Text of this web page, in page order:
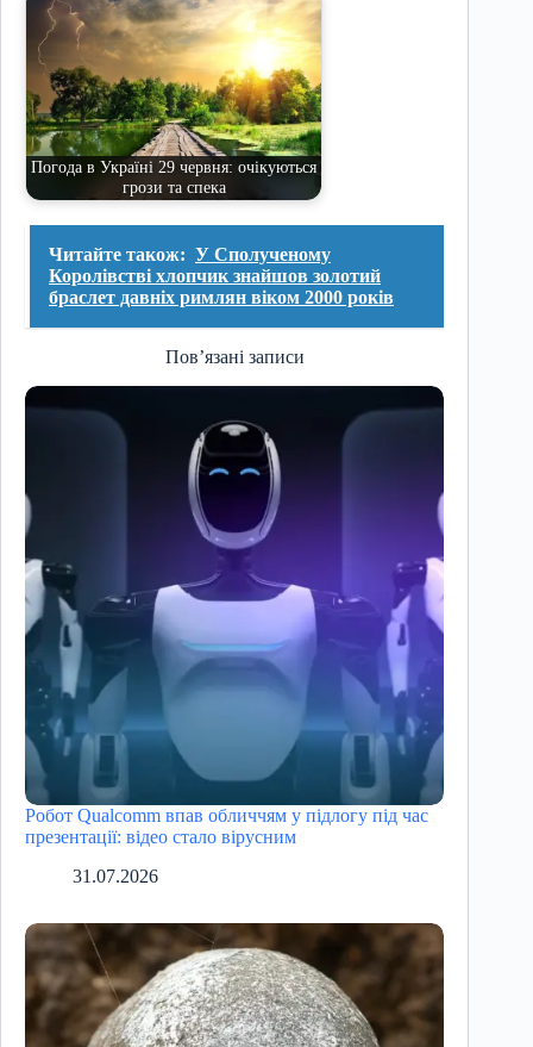
Погода в Україні 29 червня: очікуються
грози та спека
Читайте також: У Сполученому
Королівстві хлопчик знайшов золотий
браслет давніх римлян віком 2000 років
Пов’язані записи
Робот Qualcomm впав обличчям у підлогу під час
презентації: відео стало вірусним
31.07.2026